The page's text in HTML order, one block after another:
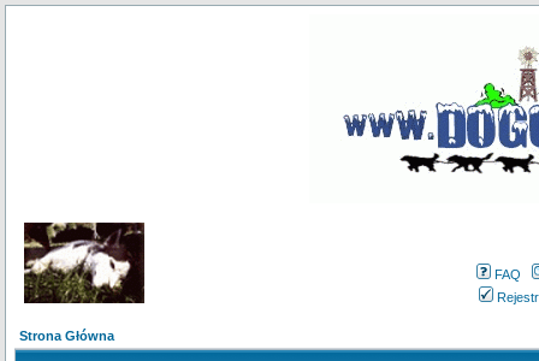
FAQ
Strona Główna